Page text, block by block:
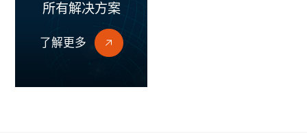
所有解决方案
了解更多